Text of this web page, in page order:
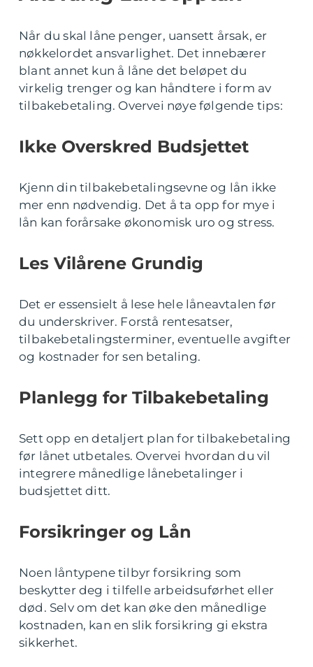
Når du skal låne penger, uansett årsak, er
nøkkelordet ansvarlighet. Det innebærer
blant annet kun å låne det beløpet du
virkelig trenger og kan håndtere i form av
tilbakebetaling. Overvei nøye følgende tips:
Ikke Overskred Budsjettet
Kjenn din tilbakebetalingsevne og lån ikke
mer enn nødvendig. Det å ta opp for mye i
lån kan forårsake økonomisk uro og stress.
Les Vilårene Grundig
Det er essensielt å lese hele låneavtalen før
du underskriver. Forstå rentesatser,
tilbakebetalingsterminer, eventuelle avgifter
og kostnader for sen betaling.
Planlegg for Tilbakebetaling
Sett opp en detaljert plan for tilbakebetaling
før lånet utbetales. Overvei hvordan du vil
integrere månedlige lånebetalinger i
budsjettet ditt.
Forsikringer og Lån
Noen låntypene tilbyr forsikring som
beskytter deg i tilfelle arbeidsuførhet eller
død. Selv om det kan øke den månedlige
kostnaden, kan en slik forsikring gi ekstra
sikkerhet.